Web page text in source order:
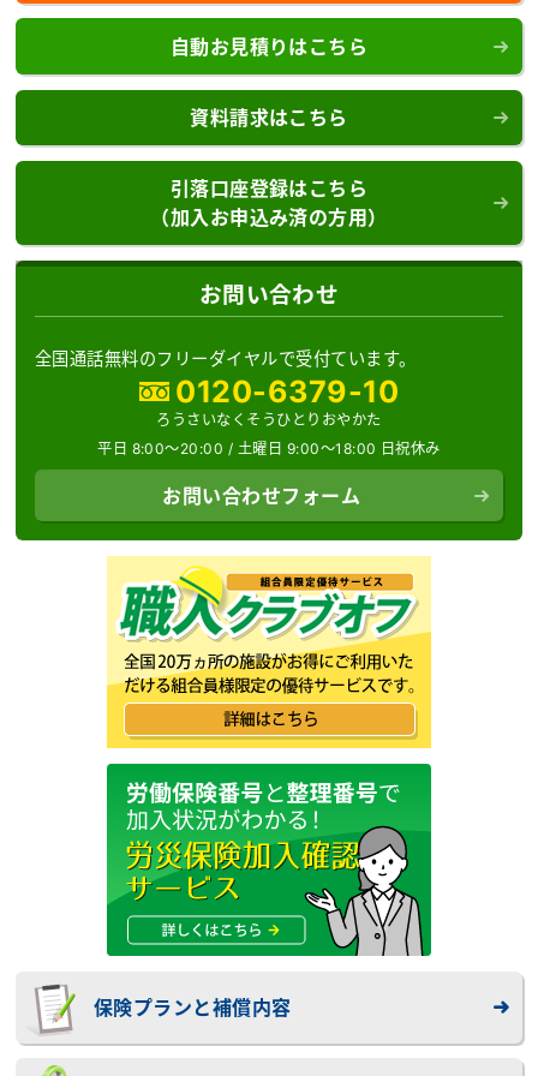
自動お見積りはこちら
資料請求はこちら
引落口座登録はこちら
（加入お申込み済の方用）
お問い合わせ
全国通話無料のフリーダイヤルで受付ています。
0120-6379-10
ろうさいなくそうひとりおやかた
平日 8:00～20:00 / 土曜日 9:00～18:00 日祝休み
お問い合わせフォーム
保険プランと補償内容